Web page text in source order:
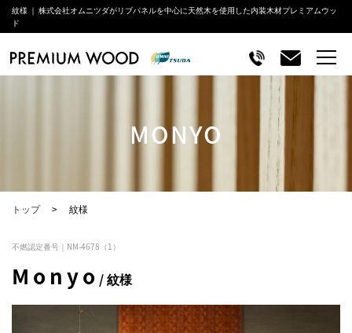
紋様 ｜ 株式会社オムニツダがリブパネルを中心に天然木を使用した内装木材プレミアムウッ
ド
MONYO
トップ 紋様
不燃認定番号｜NM-4678（1）
Monyo / 紋様